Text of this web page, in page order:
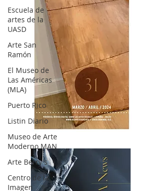
Escuela de
artes de la
UASD
Arte San
Ramón
El Museo de
Las Américas
(MLA)
Puerto Rico
Listin Diario
Museo de Arte
Moderno MAN
Arte Berry's
Centro de la
Imagen
OCA|News 31 / Marzo-Abril / 2024